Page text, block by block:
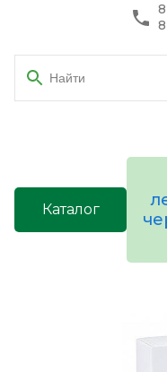
Каталог